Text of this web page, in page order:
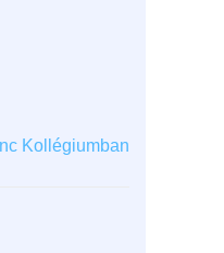
Kollégiumban